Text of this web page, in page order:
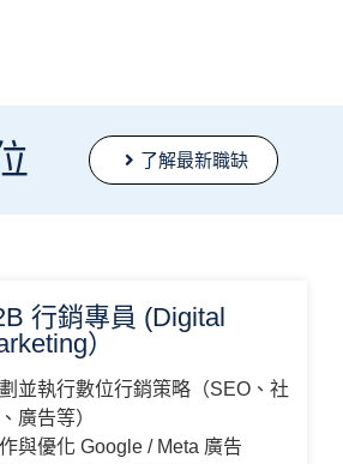
了解最新職缺
行銷專員 (Digital
）
並執行數位行銷策略（SEO、社
廣告等）
與優化 Google / Meta 廣告